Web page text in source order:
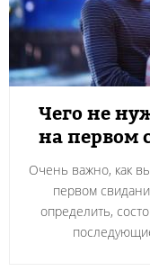
Чего не
на первом
Очень важно, как
первом
определить,